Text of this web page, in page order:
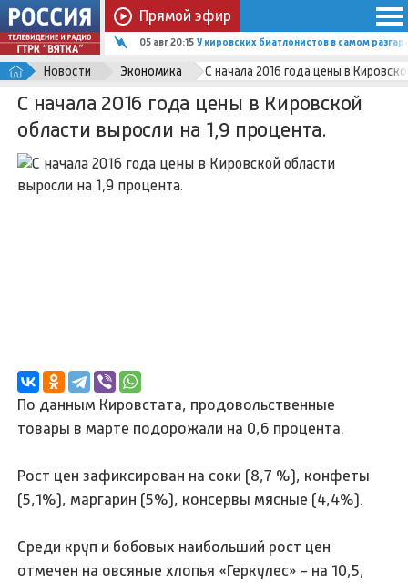
Прямой эфир
05 авг 20:15 У кировских биатлонистов в самом
Новости Экономика С начала 2016 года цены в
С начала 2016 года цены в Кировской
области выросли на 1,9 процента.
По данным Кировстата, продовольственные
товары в марте подорожали на 0,6 процента.
Рост цен зафиксирован на соки (8,7 %), конфеты
(5,1%), маргарин (5%), консервы мясные (4,4%).
Среди круп и бобовых наибольший рост цен
отмечен на овсяные хлопья «Геркулес» - на 10,5,